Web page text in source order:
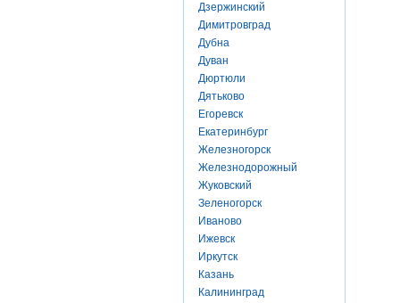
Дзержинский
Димитровград
Дубна
Дуван
Дюртюли
Дятьково
Егоревск
Екатеринбург
Железногорск
Железнодорожный
Жуковский
Зеленогорск
Иваново
Ижевск
Иркутск
Казань
Калининград